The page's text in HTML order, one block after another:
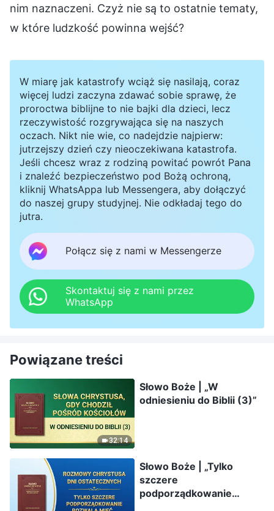
nim naznaczeni. Czyż nie są to ostatnie tematy,
w które ludzkość powinna wejść?
W miarę jak katastrofy wciąż się nasilają, coraz
więcej ludzi zaczyna zdawać sobie sprawę, że
proroctwa biblijne to nie bajki dla dzieci, lecz
rzeczywistość rozgrywająca się na naszych
oczach. Nikt nie wie, co nadejdzie najpierw:
jutrzejszy dzień czy nieoczekiwana katastrofa.
Jeśli chcesz wraz z rodziną powitać powrót Pana
i znaleźć bezpieczeństwo pod Bożą ochroną,
kliknij WhatsAppa lub Messengera, aby dołączyć
do naszej grupy studyjnej. Nie odkładaj tego do
jutra.
Połącz się z nami w Messengerze
Skontaktuj się z nami przez
WhatsApp
Powiązane treści
32:14
Słowo Boże | „W
odniesieniu do Biblii (3)”
Słowo Boże | „Tylko
szczere
podporządkowanie